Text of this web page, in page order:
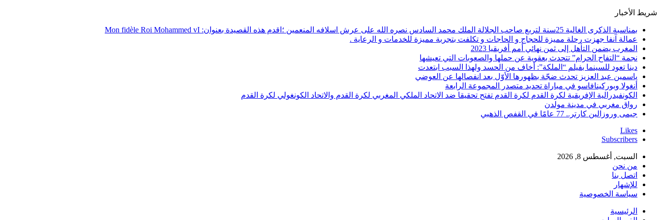
شريط الأخبار
بمناسبة الذكرى الغالية 25سنة لتربع صاحب الجلالة الملك محمد السادس نصره الله على عرش اسلافه المنعمين ؛اقدم هذه القصيدة بعنوان: Mon fidèle Roi Mohammed vI
عمالة آنفا جهزت رحلة مميزة للحجاج و الحاجات و تكلفت بتجربة مميزة للخدمات و الرعاية .
المغرب يضمن التأهل إلى ثمن نهائي أمم أفريقيا 2023
نجمة “التفاح الحرام” تتحدث بعقوية عن حملها والصعوبات التي تعيشها
دينا تعود للسينما بفيلم “الملكة”: أخاف من الحسد ولهذا السبب ابتعدت
ياسمين عبد العزيز تحدث ضجّة بظهورها الأوّل بعد انفصالها عن العوضي
أنغولا وبوركينافاسو في مباراة تحديد متصدر المجموعة الرابعة
الكونفيدرالية الإفريقية لكرة القدم لكرة القدم تفتح تحقيقا ضد الاتحاد الملكي المغربي لكرة القدم والاتحاد الكونغولي لكرة القدم
رواق مغربي في مدينة مولدن
جيمى وروزالين كارتر.. 77 عامًا في القفص الذهبي
Likes
Subscribers
السبت, أغسطس 8, 2026
من نحن
اتصل بنا
للإشهار
سياسة الخصوصية
الرئيسية